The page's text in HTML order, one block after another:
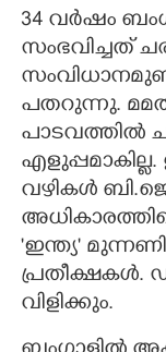
34 വർഷം
സംഭവിച്ചത്
പതറുന്നു.
പാടവത്തിൽ
വഴികൾ
'ഇന്ത്യ'
പ്രതീക്ഷകൾ.
വിളിക്കും.